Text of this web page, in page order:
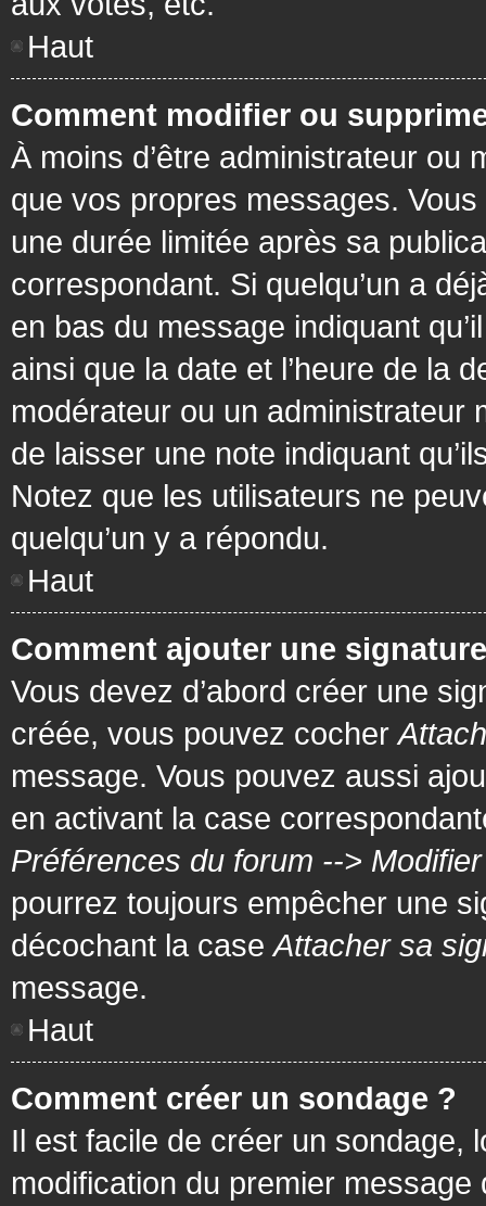
Haut
Comment modifier ou
À moins d’être administrateur ou
que vos propres messages.
une durée limitée après sa
correspondant. Si quelqu’un a
en bas du message indiquant
ainsi que la date et l’heure de la
modérateur ou un administrateur
de laisser une note indiquant
Notez que les utilisateurs ne
quelqu’un y a répondu.
Haut
Comment ajouter une
Vous devez d’abord créer une
créée, vous pouvez cocher
message. Vous pouvez aussi
en activant la case
Préférences du forum -->
pourrez toujours empêcher une
décochant la caseAttacher sa
message.
Haut
Comment créer un sondage ?
Il est facile de créer un sondage,
modification du premier